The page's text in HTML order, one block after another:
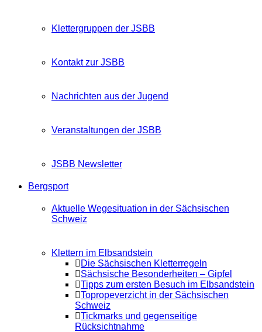
Klettergruppen der JSBB
Kontakt zur JSBB
Nachrichten aus der Jugend
Veranstaltungen der JSBB
JSBB Newsletter
Bergsport
Aktuelle Wegesituation in der Sächsischen
Schweiz
Klettern im Elbsandstein
Die Sächsischen Kletterregeln
Sächsische Besonderheiten – Gipfel
Tipps zum ersten Besuch im Elbsandstein
Topropeverzicht in der Sächsischen
Schweiz
Tickmarks und gegenseitige
Rücksichtnahme